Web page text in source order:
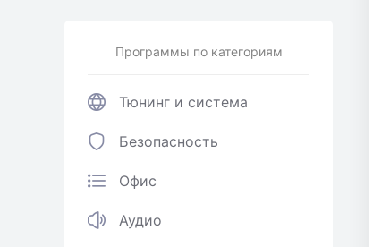
Программы по категориям
Тюнинг и система
Безопасность
Офис
Аудио